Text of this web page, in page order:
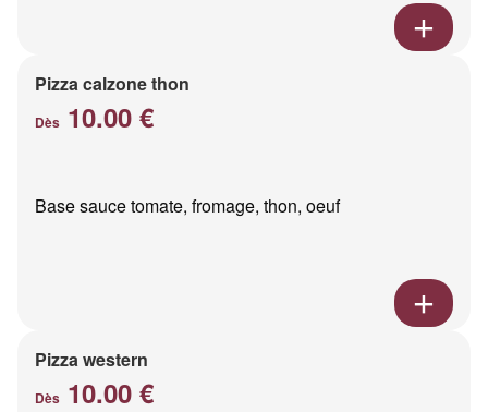
Pizza calzone thon
Dès 10.00 €
Base sauce tomate, fromage, thon, oeuf
Pizza western
Dès 10.00 €